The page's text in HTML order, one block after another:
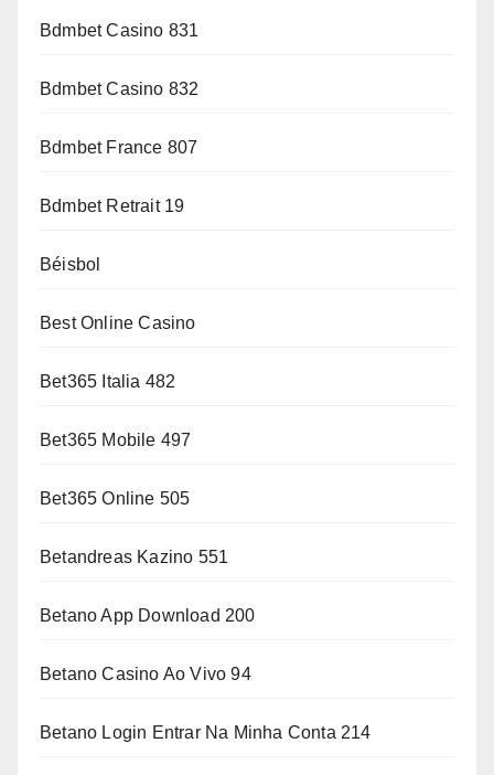
Bdmbet Casino 831
Bdmbet Casino 832
Bdmbet France 807
Bdmbet Retrait 19
Béisbol
Best Online Casino
Bet365 Italia 482
Bet365 Mobile 497
Bet365 Online 505
Betandreas Kazino 551
Betano App Download 200
Betano Casino Ao Vivo 94
Betano Login Entrar Na Minha Conta 214